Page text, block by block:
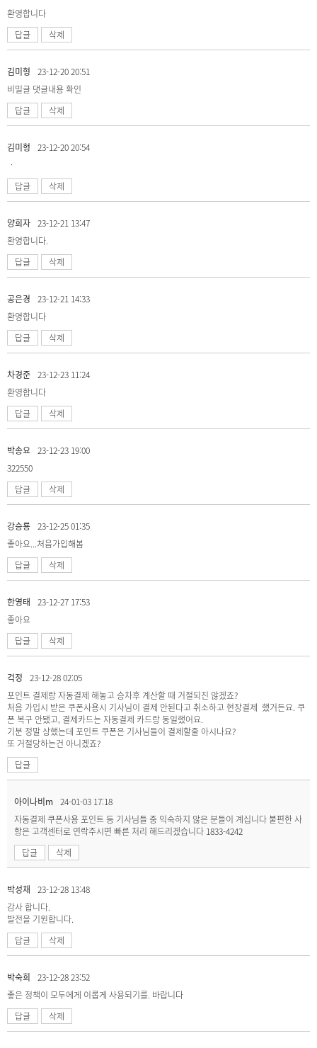
환영합니다
답글
삭제
김미형
23-12-20 20:51
비밀글 댓글내용 확인
답글
삭제
김미형
23-12-20 20:54
ㆍ
답글
삭제
양희자 23-12-21 13:47
환영합니다.
답글
삭제
공은경
23-12-21 14:33
환영합니다
답글
삭제
차경준 23-12-23 11:24
환영합니다
답글
삭제
박송요 23-12-23 19:00
322550
답글
삭제
강승룡 23-12-25 01:35
좋아요...처음가입해봄
답글
삭제
한영태
23-12-27 17:53
좋아요
답글
삭제
걱정
23-12-28 02:05
포인트 결제랑 자동결제 해놓고 승차후 계산할 때 거절되진 않겠죠?
처음 가입시 받은 쿠폰사용시 기사님이 결제 안된다고 취소하고 현장결제 했거든요. 쿠
폰 복구 안됐고, 결제카드는 자동결제 카드랑 동일했어요.
기분 정말 상했는데 포인트 쿠폰은 기사님들이 결제할줄 아시나요?
또 거절당하는건 아니겠죠?
답글
아이나비m
24-01-03 17:18
자동결제 쿠폰사용 포인트 등 기사님들 중 익숙하지 않은 분들이 계십니다 불편한 사
항은 고객센터로 연락주시면 빠른 처리 해드리겠습니다 1833-4242
답글
삭제
박성채
23-12-28 13:48
감사 합니다.
발전을 기원합니다.
답글
삭제
박숙희
23-12-28 23:52
좋은 정책이 모두에게 이롭게 사용되기를. 바랍니다
답글
삭제